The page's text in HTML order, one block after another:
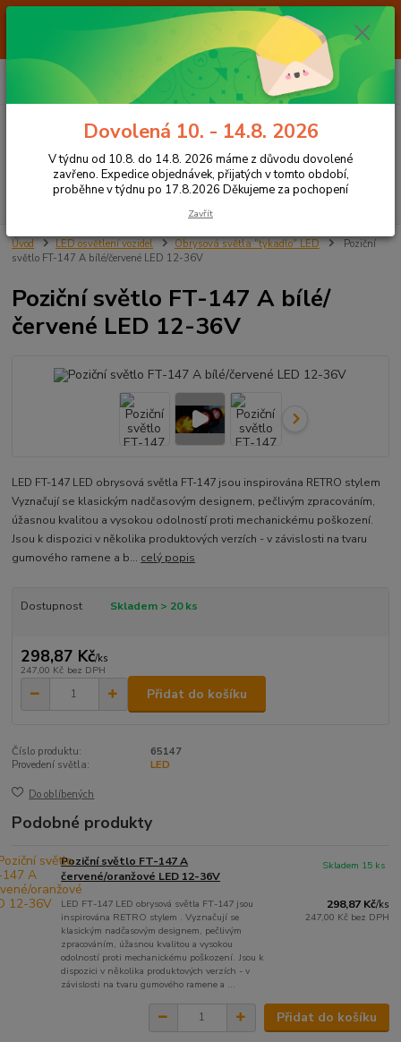
Od 7.8. do 14.8. 2026 máme z důvodu dovolené ZAVŘENO. Expedice
objednávek, přijatých v tomto období, proběhne v týdnu po 17.8.2026
Děkujeme za pochopení
CZK
Hledat
+420 605 283 713
za0,00 Kč
Úvod LED osvětlení vozidel Obrysová světla "tykadlo" LED
Poziční
světlo FT-147 A bílé/červené LED 12-36V
Poziční světlo FT-147 A bílé/
červené LED 12-36V
LED FT-147 LED obrysová světla FT-147 jsou inspirována RETRO stylem
Vyznačují se klasickým nadčasovým designem, pečlivým zpracováním,
úžasnou kvalitou a vysokou odolností proti mechanickému poškození.
Jsou k dispozici v několika produktových verzích - v závislosti na tvaru
gumového ramene a b... celý popis
Dostupnost Skladem > 20 ks
298,87 Kč/ks
247,00 Kč bez DPH
Přidat do košíku
Číslo produktu:
65147
Provedení světla:
LED
Do oblíbených
Podobné produkty
Poziční světlo FT-147 A
červené/oranžové LED 12-36V
LED FT-147 LED obrysová světla FT-147 jsou
inspirována RETRO stylem . Vyznačují se
klasickým nadčasovým designem, pečlivým
zpracováním, úžasnou kvalitou a vysokou
odolností proti mechanickému poškození. Jsou k
dispozici v několika produktových verzích - v
závislosti na tvaru gumového ramene a ...
298,87 Kč/ks
247,00 Kč bez DPH
Skladem 15 ks
Přidat do košíku
Dovolená 10. - 14.8. 2026
V týdnu od 10.8. do 14.8. 2026 máme z důvodu dovolené
zavřeno. Expedice objednávek, přijatých v tomto období,
proběhne v týdnu po 17.8.2026 Děkujeme za pochopení
Zavřít